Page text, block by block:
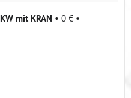
mit KRAN • 0 € •